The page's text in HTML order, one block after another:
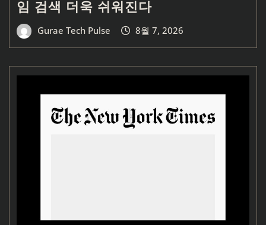
임 검색 더욱 쉬워진다
Gurae Tech Pulse 8월 7, 2026